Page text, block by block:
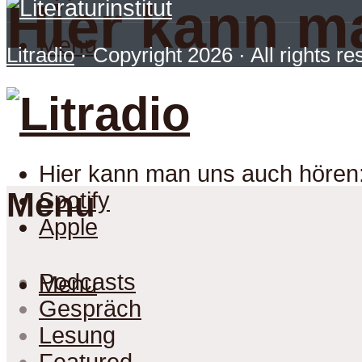
Menu
Hier kann
Hier kann man uns auch
Spotify
Apple
Menu
Litradio· Copyright 2026 · All rights
Menu
Podcasts
Gespräch
Lesung